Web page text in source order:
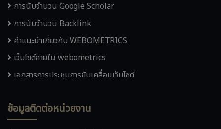
การนับจำนวน Google Scholar
การนับจำนวน Backlink
คำแนะนำเกี่ยวกับ WEBOMETRICS
เว็บไซต์ภายใน webometrics
เอกสารการประชุมการขับเคลื่อนเว็บไซต์
ข้อมูลติดต่อหน่วยงาน